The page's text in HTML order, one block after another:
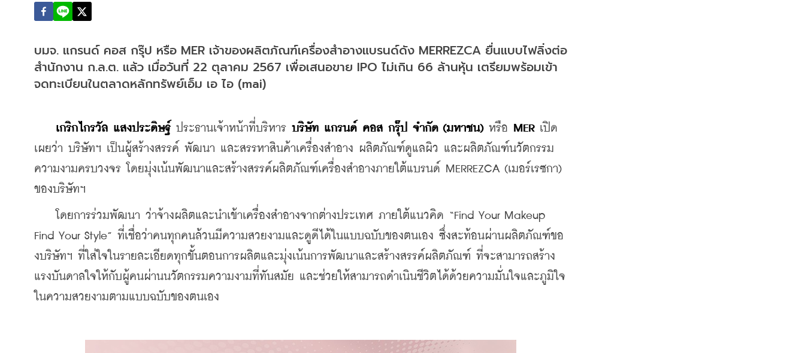
บมจ. แกรนด์ คอส กรุ๊ป หรือ MER เจ้าของผลิตภัณฑ์เครื่องสำอางแบรนด์ดัง MERREZCA ยื่นแบบไฟลิ่งต่อ
สำนักงาน ก.ล.ต. แล้ว เมื่อวันที่ 22 ตุลาคม 2567 เพื่อเสนอขาย IPO ไม่เกิน 66 ล้านหุ้น เตรียมพร้อมเข้า
จดทะเบียนในตลาดหลักทรัพย์เอ็ม เอ ไอ (mai)
เกริกไกรวัล แสงประดิษฐ์ ประธานเจ้าหน้าที่บริหาร บริษัท แกรนด์ คอส กรุ๊ป จำกัด (มหาชน) หรือ MER เปิด
เผยว่า บริษัทฯ เป็นผู้สร้างสรรค์ พัฒนา และสรรหาสินค้าเครื่องสำอาง ผลิตภัณฑ์ดูแลผิว และผลิตภัณฑ์นวัตกรรม
ความงามครบวงจร โดยมุ่งเน้นพัฒนาและสร้างสรรค์ผลิตภัณฑ์เครื่องสำอางภายใต้แบรนด์ MERREZCA (เมอร์เรซกา)
ของบริษัทฯ
โดยการร่วมพัฒนา ว่าจ้างผลิตและนำเข้าเครื่องสำอางจากต่างประเทศ ภายใต้แนวคิด “Find Your Makeup
Find Your Style” ที่เชื่อว่าคนทุกคนล้วนมีความสวยงามและดูดีได้ในแบบฉบับของตนเอง ซึ่งสะท้อนผ่านผลิตภัณฑ์ขอ
งบริษัทฯ ที่ใส่ใจในรายละเอียดทุกขั้นตอนการผลิตและมุ่งเน้นการพัฒนาและสร้างสรรค์ผลิตภัณฑ์ ที่จะสามารถสร้าง
แรงบันดาลใจให้กับผู้คนผ่านนวัตกรรมความงามที่ทันสมัย และช่วยให้สามารถดำเนินชีวิตได้ด้วยความมั่นใจและภูมิใจ
ในความสวยงามตามแบบฉบับของตนเอง